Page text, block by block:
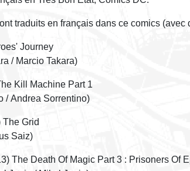
traduits en français dans ce comics (avec
Journey
/ Marcio Takara)
Kill Machine Part 1
/ Andrea Sorrentino)
Grid
Saiz)
The Death Of Magic Part 3 : Prisoners Of